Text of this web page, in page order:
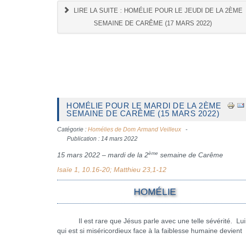
LIRE LA SUITE : HOMÉLIE POUR LE JEUDI DE LA 2ÈME
SEMAINE DE CARÊME (17 MARS 2022)
HOMÉLIE POUR LE MARDI DE LA 2ÈME
SEMAINE DE CARÊME (15 MARS 2022)
Catégorie : Homélies de Dom Armand Veilleux
Publication : 14 mars 2022
15 mars 2022 – mardi de la 2ème semaine de Carême
Isaïe 1, 10.16-20; Matthieu 23,1-12
HOMÉLIE
Il est rare que Jésus parle avec une telle sévérité. Lui
qui est si miséricordieux face à la faiblesse humaine devient